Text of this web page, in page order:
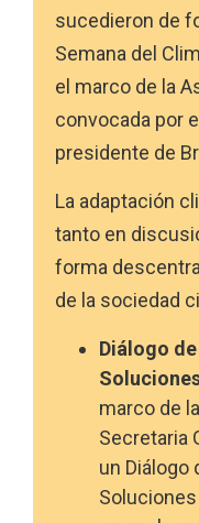
sucedieron de
Semana del
el marco de la
convocada por
presidente de
La adaptación
tanto en
forma
de la sociedad
Diálogo
marco de
Secretaria
un Diálogo